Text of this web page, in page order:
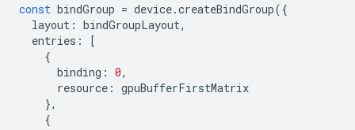
const bindGroup = device.createBindGroup({
layout : bindGroupLayout,
entries :
[
{
binding : 0,
resource : gpuBufferFirstMatrix
},
{